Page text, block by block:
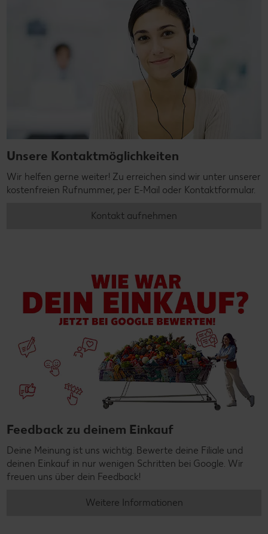
Unsere Kontaktmöglichkeiten
Wir helfen gerne weiter! Zu erreichen sind wir unter unserer
kostenfreien Rufnummer, per E-Mail oder Kontaktformular.
Kontakt aufnehmen
Feedback zu deinem Einkauf
Deine Meinung ist uns wichtig. Bewerte deine Filiale und
deinen Einkauf in nur wenigen Schritten bei Google. Wir
freuen uns über dein Feedback!
Weitere Informationen